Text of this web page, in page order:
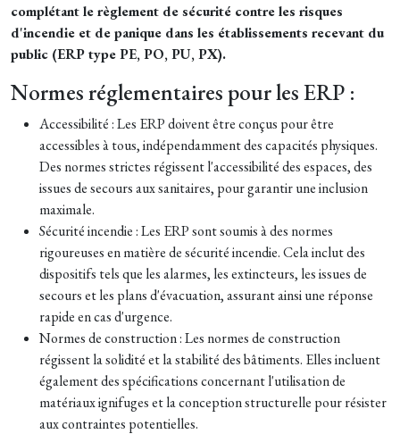
complétant le règlement de sécurité contre les risques
d'incendie et de panique dans les établissements recevant du
public (ERP type PE, PO, PU, PX).
Normes réglementaires pour les ERP :
Accessibilité : Les ERP doivent être conçus pour être
accessibles à tous, indépendamment des capacités physiques.
Des normes strictes régissent l'accessibilité des espaces, des
issues de secours aux sanitaires, pour garantir une inclusion
maximale.
Sécurité incendie : Les ERP sont soumis à des normes
rigoureuses en matière de sécurité incendie. Cela inclut des
dispositifs tels que les alarmes, les extincteurs, les issues de
secours et les plans d'évacuation, assurant ainsi une réponse
rapide en cas d'urgence.
Normes de construction : Les normes de construction
régissent la solidité et la stabilité des bâtiments. Elles incluent
également des spécifications concernant l'utilisation de
matériaux ignifuges et la conception structurelle pour résister
aux contraintes potentielles.